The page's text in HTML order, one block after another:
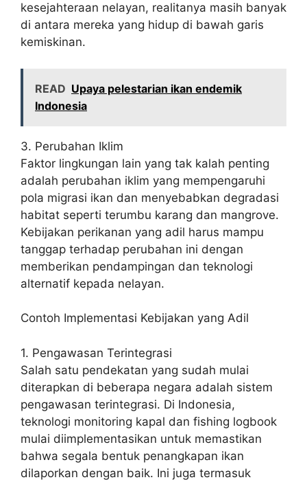
kesejahteraan nelayan, realitanya masih banyak
di antara mereka yang hidup di bawah garis
kemiskinan.
READ Upaya pelestarian ikan endemik
Indonesia
3. Perubahan Iklim
Faktor lingkungan lain yang tak kalah penting
adalah perubahan iklim yang mempengaruhi
pola migrasi ikan dan menyebabkan degradasi
habitat seperti terumbu karang dan mangrove.
Kebijakan perikanan yang adil harus mampu
tanggap terhadap perubahan ini dengan
memberikan pendampingan dan teknologi
alternatif kepada nelayan.
Contoh Implementasi Kebijakan yang Adil
1. Pengawasan Terintegrasi
Salah satu pendekatan yang sudah mulai
diterapkan di beberapa negara adalah sistem
pengawasan terintegrasi. Di Indonesia,
teknologi monitoring kapal dan fishing logbook
mulai diimplementasikan untuk memastikan
bahwa segala bentuk penangkapan ikan
dilaporkan dengan baik. Ini juga termasuk